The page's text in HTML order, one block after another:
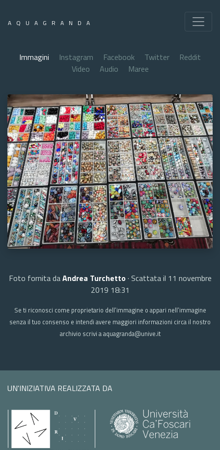
AQUAGRANDA
Immagini Instagram Facebook Twitter
Reddit
Video
Audio Maree
Foto fornita daAndrea Turchetto · Scattata il 11 novembre
2019 18:31
Se ti riconosci come proprietario dell’immagine o appari nell’immagine
senza il tuo consenso e intendi avere maggiori informazioni circa il nostro
archivio scrivi a aquagranda@unive.it
UN'INIZIATIVA REALIZZATA DA